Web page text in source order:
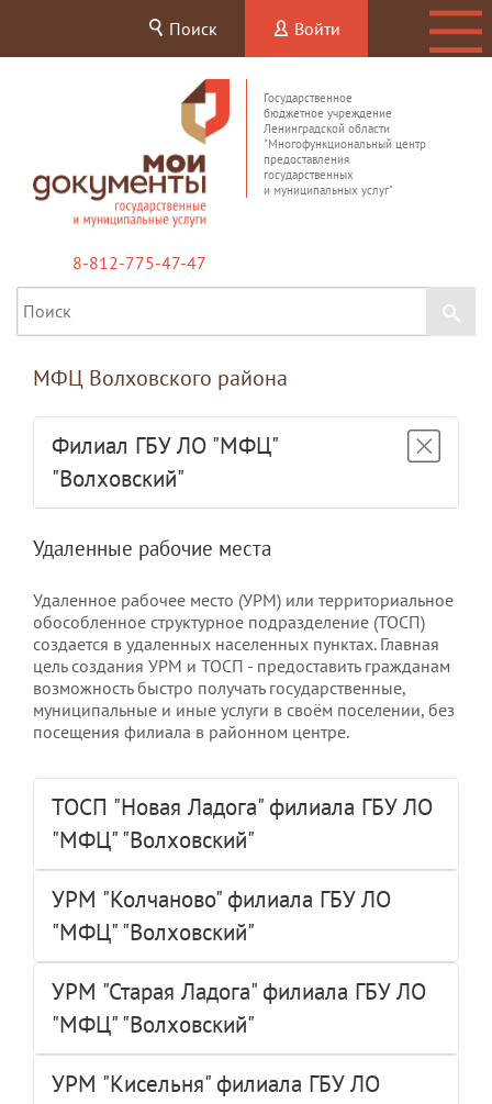
Поиск Войти
Государственное
бюджетное учреждение
Ленинградской области
"Многофункциональный центр
предоставления
государственных
и муниципальных услуг"
8-812-775-47-47
МФЦ Волховского района
Филиал ГБУ ЛО "МФЦ"
"Волховский"
Удаленные рабочие места
Удаленное рабочее место (УРМ) или территориальное
обособленное структурное подразделение (ТОСП)
создается в удаленных населенных пунктах. Главная
цель создания УРМ и ТОСП - предоставить гражданам
возможность быстро получать государственные,
муниципальные и иные услуги в своём поселении, без
посещения филиала в районном центре.
ТОСП "Новая Ладога" филиала ГБУ ЛО
"МФЦ" "Волховский"
УРМ "Колчаново" филиала ГБУ ЛО
"МФЦ" "Волховский"
УРМ "Старая Ладога" филиала ГБУ ЛО
"МФЦ" "Волховский"
УРМ "Кисельня" филиала ГБУ ЛО